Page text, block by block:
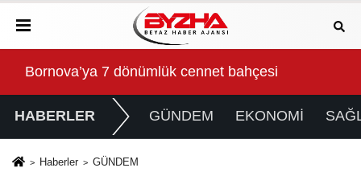
Gökeyüp Mahallesi'nin Su Sorunu Çözüme
HABERLER GÜNDEM EKONOMİ
Haberler GÜNDEM